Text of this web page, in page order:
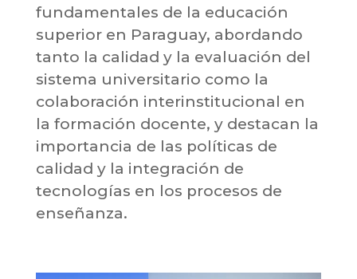
fundamentales de la educación
superior en Paraguay, abordando
tanto la calidad y la evaluación del
sistema universitario como la
colaboración interinstitucional en
la formación docente, y destacan la
importancia de las políticas de
calidad y la integración de
tecnologías en los procesos de
enseñanza.